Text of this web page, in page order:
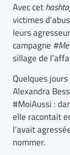
Avec cet
victimes
leurs
campagne
sillage de
Quelques
Alexandra
#MoiAussi :
elle racontait
l’avait
nommer.